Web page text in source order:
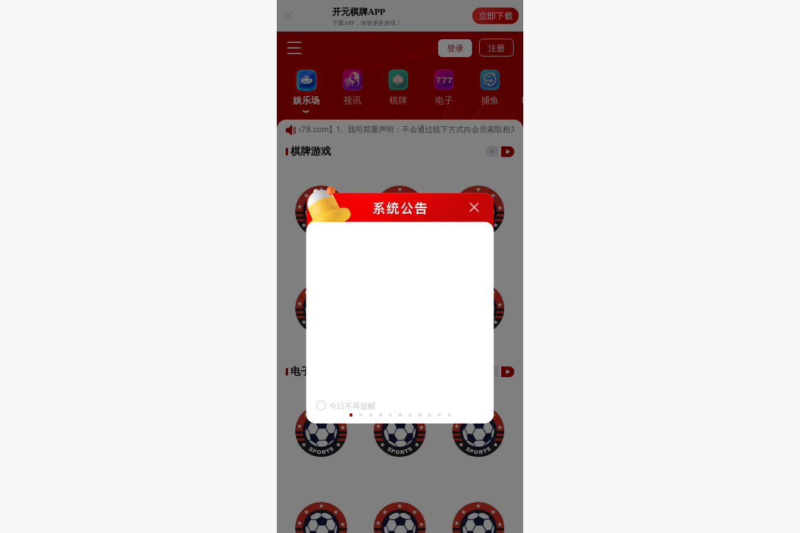
开元棋牌APP
下载APP，体验更多游戏！
登录 注册
娱乐场 视讯 棋牌 电子 捕鱼 IM体育
欢迎莅临开元棋牌，易记域名【kk78.com】1、我司郑重声明：不会通过线下方式向会员索取相关账户信息，请认准【开元棋牌】唯一官网，同时请会员自身提高警惕，避免上
棋牌游戏
电子游艺
今日不再提醒